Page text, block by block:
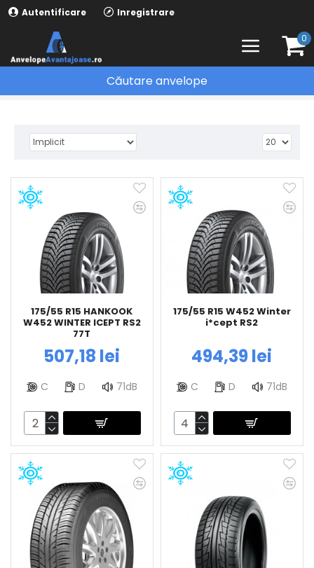
Autentificare Inregistrare
0
Căutare anvelope
175/55 R15 HANKOOK
W452 WINTER ICEPT RS2
77T
507,18 lei
C D 71dB
175/55 R15 W452 Winter
i*cept RS2
494,39 lei
C D 71dB